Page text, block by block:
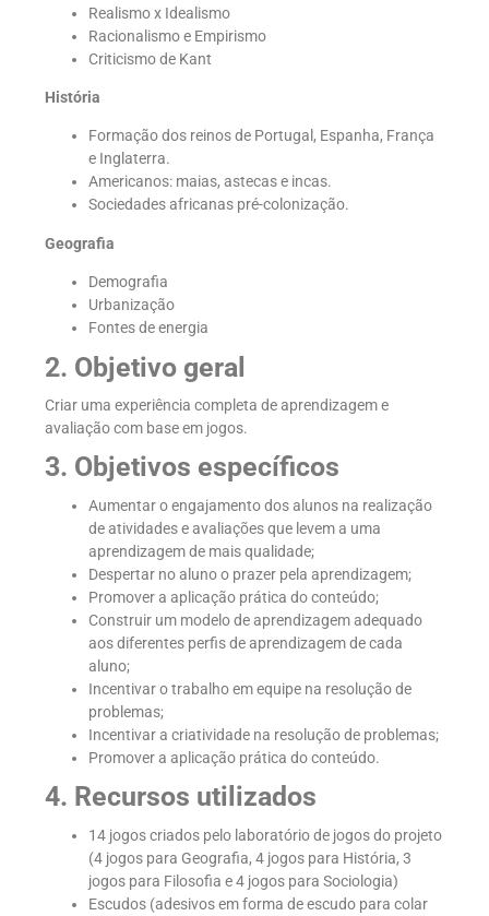
Realismo x Idealismo
Racionalismo e Empirismo
Criticismo de Kant
História
Formação dos reinos de Portugal, Espanha, França
e Inglaterra.
Americanos: maias, astecas e incas.
Sociedades africanas pré-colonização.
Geografia
Demografia
Urbanização
Fontes de energia
2. Objetivo geral
Criar uma experiência completa de aprendizagem e
avaliação com base em jogos.
3. Objetivos específicos
Aumentar o engajamento dos alunos na realização
de atividades e avaliações que levem a uma
aprendizagem de mais qualidade;
Despertar no aluno o prazer pela aprendizagem;
Promover a aplicação prática do conteúdo;
Construir um modelo de aprendizagem adequado
aos diferentes perfis de aprendizagem de cada
aluno;
Incentivar o trabalho em equipe na resolução de
problemas;
Incentivar a criatividade na resolução de problemas;
Promover a aplicação prática do conteúdo.
4. Recursos utilizados
14 jogos criados pelo laboratório de jogos do projeto
(4 jogos para Geografia, 4 jogos para História, 3
jogos para Filosofia e 4 jogos para Sociologia)
Escudos (adesivos em forma de escudo para colar